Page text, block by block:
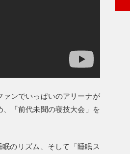
ァンでいっぱいのアリーナが
「前代未聞の寝技大会」を
のリズム、そして「睡眠ス